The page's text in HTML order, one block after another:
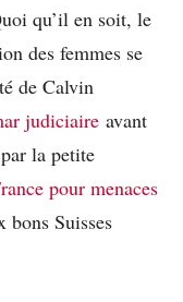
qu’il en soit, le
des femmes se
de Calvin
judiciaire avant
la petite
pour menaces
bons Suisses